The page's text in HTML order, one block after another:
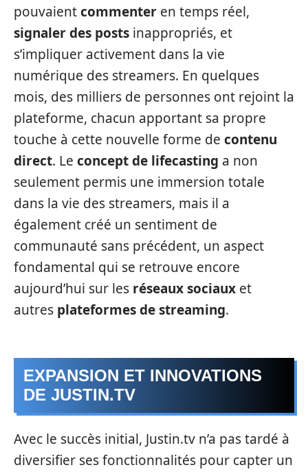
pouvaientcommenter en temps réel,
signaler des posts inappropriés, et
s’impliquer activement dans la vie
numérique des streamers. En quelques
mois, des milliers de personnes ont rejoint la
plateforme, chacun apportant sa propre
touche à cette nouvelle forme de contenu
direct. Le concept de lifecasting a non
seulement permis une immersion totale
dans la vie des streamers, mais il a
également créé un sentiment de
communauté sans précédent, un aspect
fondamental qui se retrouve encore
aujourd’hui sur les réseaux sociaux et
autres plateformes de streaming.
EXPANSION ET INNOVATIONS
DE JUSTIN.TV
Avec le succès initial, Justin.tv n’a pas tardé à
diversifier ses fonctionnalités pour capter un